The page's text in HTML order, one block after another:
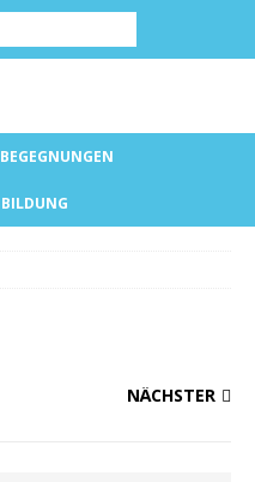
BEGEGNUNGEN
BILDUNG
NÄCHSTER